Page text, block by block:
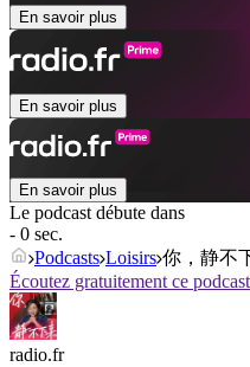
En savoir plus
En savoir plus
En savoir plus
Le podcast débute dans
- 0 sec.
Podcasts Loisirs 你，静不
Écoutez gratuitement ce
radio.fr